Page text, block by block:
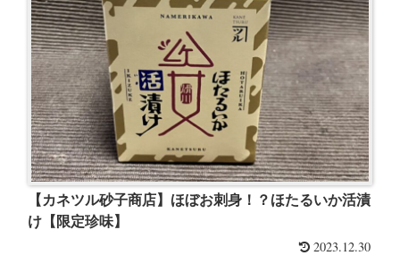
【カネツル砂子商店】ほぼお刺身！？ほたるいか活漬
け【限定珍味】
2023.12.30